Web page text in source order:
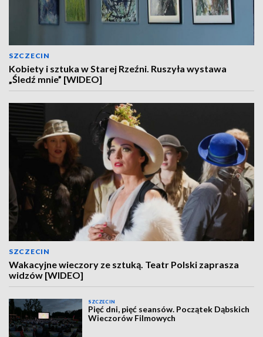
SZCZECIN
Kobiety i sztuka w Starej Rzeźni. Ruszyła wystawa
„Śledź mnie” [WIDEO]
SZCZECIN
Wakacyjne wieczory ze sztuką. Teatr Polski zaprasza
widzów [WIDEO]
SZCZECIN
Pięć dni, pięć seansów. Początek Dąbskich
Wieczorów Filmowych